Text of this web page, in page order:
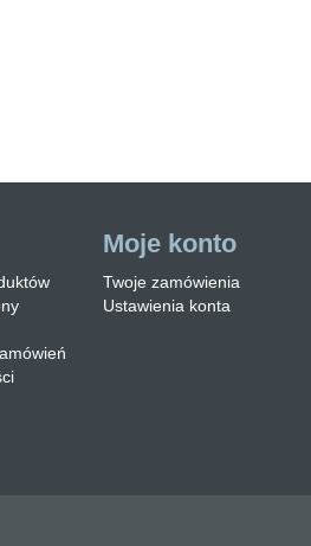
Moje konto
Twoje zamówienia
Ustawienia konta